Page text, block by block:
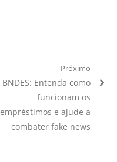
Próximo
Próximo
BNDES: Entenda como
funcionam os
empréstimos e ajude a
combater fake news